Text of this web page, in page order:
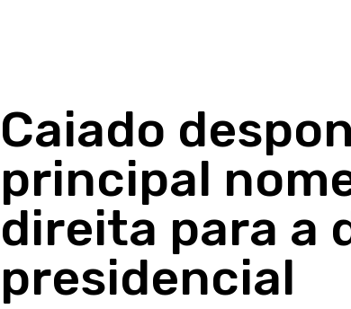
Caiado
principal
direita para a
presidencial